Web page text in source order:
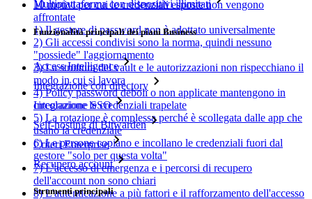
Multipiattaforma con dispositivi illimitati
Funzionalità principali dei piani Business
Access Intelligence
Integrazione con directory
Integrazione SSO
Self-hosting di Bitwarden
Criteri Enterprise
Recupero account
Strumenti principali
10 motivi per cui le credenziali esposte non vengono
affrontate
1) Il gestore di password non è adottato universalmente
2) Gli accessi condivisi sono la norma, quindi nessuno
"possiede" l'aggiornamento
3) La struttura del vault e le autorizzazioni non rispecchiano il
modo in cui si lavora
4) Policy password deboli o non applicate mantengono in
circolazione le credenziali trapelate
5) La rotazione è complessa perché è scollegata dalle app che
usano la credenziale
6) Le persone copiano e incollano le credenziali fuori dal
gestore "solo per questa volta"
7) L'accesso di emergenza e i percorsi di recupero
dell'account non sono chiari
8) L'autenticazione a più fattori e il rafforzamento dell'accesso